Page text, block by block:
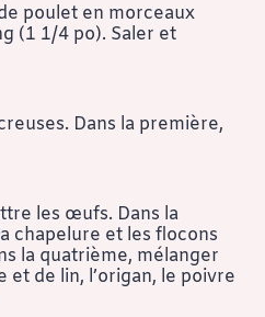
poulet en morceaux
(1 1/4 po). Saler et
Dans la première,
les œufs. Dans la
chapelure et les flocons
la quatrième, mélanger
et de lin, l’origan, le poivre